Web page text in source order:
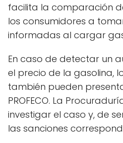
facilita la comparación
los consumidores a
informadas al cargar
En caso de detectar un
el precio de la gasolina,
también pueden
PROFECO. La
investigar el caso y, de
las sanciones